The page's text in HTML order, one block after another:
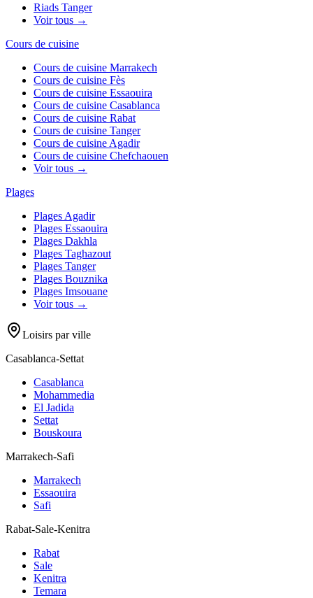
Riads Tanger
Voir tous →
Cours de cuisine
Cours de cuisine Marrakech
Cours de cuisine Fès
Cours de cuisine Essaouira
Cours de cuisine Casablanca
Cours de cuisine Rabat
Cours de cuisine Tanger
Cours de cuisine Agadir
Cours de cuisine Chefchaouen
Voir tous →
Plages
Plages Agadir
Plages Essaouira
Plages Dakhla
Plages Taghazout
Plages Tanger
Plages Bouznika
Plages Imsouane
Voir tous →
Loisirs par ville
Casablanca-Settat
Casablanca
Mohammedia
El Jadida
Settat
Bouskoura
Marrakech-Safi
Marrakech
Essaouira
Safi
Rabat-Sale-Kenitra
Rabat
Sale
Kenitra
Temara